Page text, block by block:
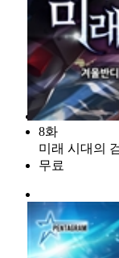
8화
미래 시대의
무료